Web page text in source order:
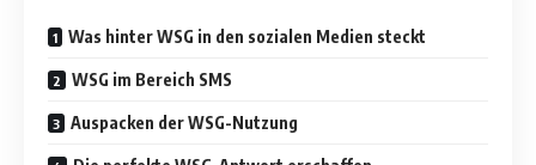
Was hinter WSG in den sozialen Medien steckt
WSG im Bereich SMS
Auspacken der WSG-Nutzung